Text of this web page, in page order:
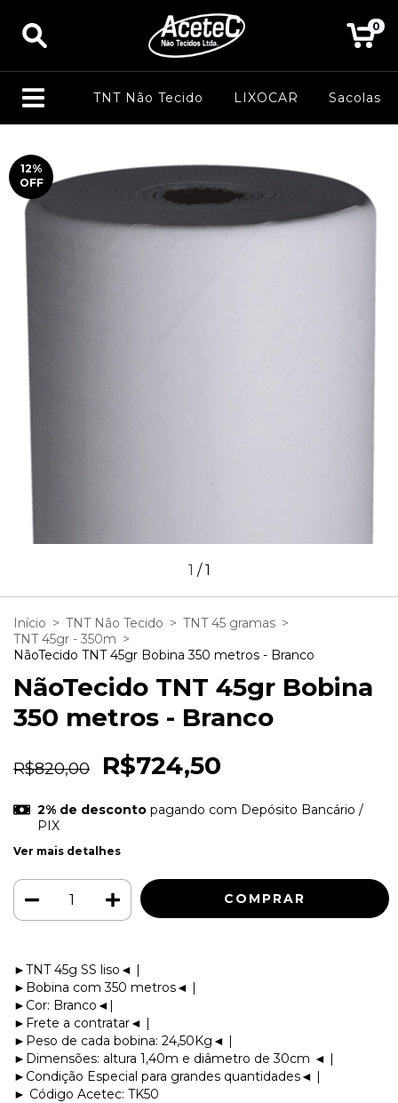
0
TNT Não Tecido LIXOCAR Sacolas
12%
OFF
1 /1
Início > TNT Não Tecido > TNT 45 gramas >
TNT 45gr - 350m >
NãoTecido TNT 45gr Bobina 350 metros - Branco
NãoTecido TNT 45gr Bobina
350 metros - Branco
R$820,00 R$724,50
2% de descontopagando com Depósito Bancário /
PIX
Ver mais detalhes
►TNT 45g SS liso◄ |
►Bobina com 350 metros◄ |
►Cor: Branco◄|
►Frete a contratar◄ |
►Peso de cada bobina: 24,50Kg◄ |
►Dimensões: altura 1,40m e diâmetro de 30cm ◄ |
►Condição Especial para grandes quantidades◄ |
► Código Acetec: TK50